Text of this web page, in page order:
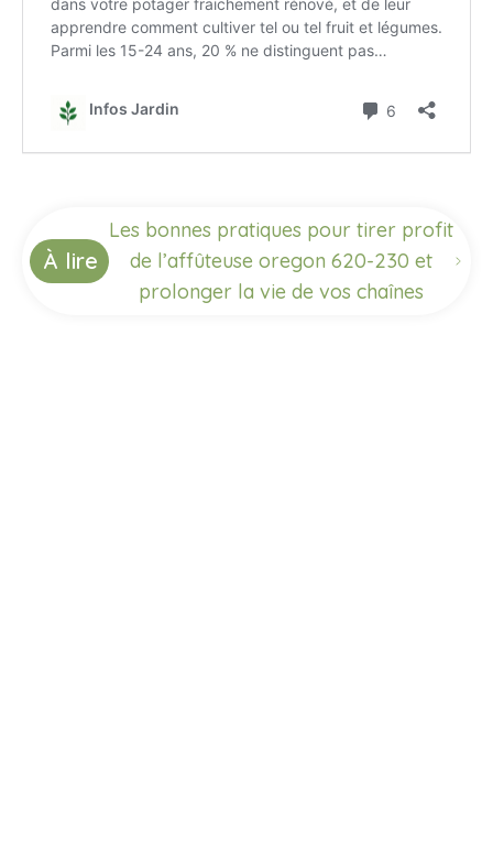
À lire
Les bonnes pratiques pour tirer profit
de l’affûteuse oregon 620-230 et
prolonger la vie de vos chaînes